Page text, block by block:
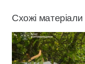
Схожі матеріали